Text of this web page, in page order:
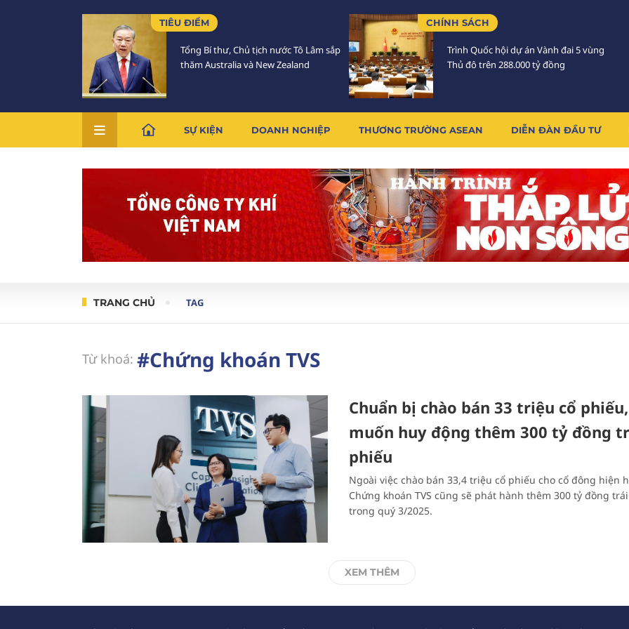
TIÊU ĐIỂM
Tổng Bí thư, Chủ tịch nước Tô Lâm sắp
thăm Australia và New Zealand
CHÍNH SÁCH
Trình Quốc hội dự án Vành đai 5 vùng
Thủ đô trên 288.000 tỷ đồng
SỰ KIỆN DOANH NGHIỆP THƯƠNG TRƯỜNG ASEAN DIỄN ĐÀN ĐẦU TƯ
TRANG CHỦ TAG
Từ khoá: #Chứng khoán TVS
Chuẩn bị chào bán 33 triệu cổ phiếu,
muốn huy động thêm 300 tỷ đồng
phiếu
Ngoài việc chào bán 33,4 triệu cổ phiếu cho cổ đông hiện
Chứng khoán TVS cũng sẽ phát hành thêm 300 tỷ đồng
trong quý 3/2025.
XEM THÊM